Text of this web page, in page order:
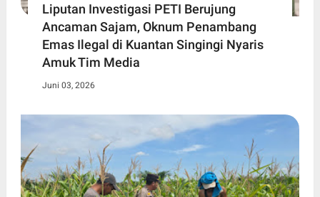
Liputan Investigasi PETI Berujung
Ancaman Sajam, Oknum Penambang
Emas Ilegal di Kuantan Singingi Nyaris
Amuk Tim Media
Juni 03, 2026